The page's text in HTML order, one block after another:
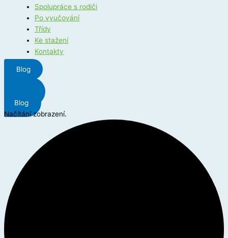
Spolupráce s rodiči
Po vyučování
Třídy
Ke stažení
Kontakty
Blog
Blog
Načítání zobrazení.